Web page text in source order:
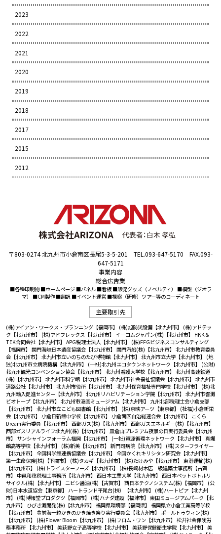
2023
2022
2021
2020
2019
2018
2017
2015
2012
〒803-0274 北九州市小倉南区長尾5-3-5-201 TEL.093-647-5170 FAX.093-
647-5171
事業内容
総合広告業
■各種印刷物 ■ホームページ ■パネル ■看板 ■販促グッズ（ノベルティ） ■模型（ジオラ
マ） ■CM製作 ■翻訳 ■イベント運営 ■視察（研修）ツアー等のコーディネート
主要取引先
(株)アイアン・ワークス・プランニング【福岡市】 (株)旭防災設備【北九州市】 (株)アドテッ
ク【北九州市】 (株)アドフレックス【北九州市】 イーコムジャパン(株)【北九州市】 HKK＆
TEK合同会社【北九州市】 APG税理士法人【北九州市】 (株)FFGビジネスコンサルティング
【福岡市】 関門海峡日本遺産協議会【北九州市】 関門汽船(株)【北九州市】 北九州市教育委員
会【北九州市】 北九州市立いのちのたび博物館【北九州市】 北九州市立大学【北九州市】 (地
独)北九州市立病院機構【北九州市】 (一社)北九州エコタウンネットワーク【北九州市】 (公財)
北九州観光コンベンション協会【北九州市】 北九州看護大学校【北九州市】 北九州高速鉄道
(株)【北九州市】 北九州市科学館【北九州市】 北九州市社会福祉協議会【北九州市】 北九州市
道路公社【北九州市】 北九州市役所【北九州市】 北九州保育福祉専門学校【北九州市】 (株)北
九州輸入促進センター【北九州市】 北九州リハビリテーション学院【北九州市】 北九州市響灘
ビオトープ【北九州市】 北九州市漫画ミュージアム【北九州市】 九州北部税理士会小倉支部
【北九州市】 北九州市立こども図書館【北九州市】 (株)京映アーツ【東京都】 (社福)小倉新栄
会【北九州市】 小倉日新館中学校【北九州市】 小倉南区自治総連合会【北九州市】
こくら
Dream実行委員【北九州市】 西部ガス(株)【北九州市】 西部ガスエネルギー(株)【北九州市】
西部ガスリアルライフ北九州(株)【北九州市】 皿倉山プレミアム夜景の日実行委員会【北九州
市】 サンシャインフォーラム福岡【北九州市】 (一社)資源循環ネットワーク【北九州市】 真颯
館高等学校【北九州市】 (株)新美【北九州市】 新門司病院【北九州市】 (株)スターフライヤー
【北九州市】 全国科学館連携協議会【北九州市】 全国かくれキリシタン研究会【北九州市】
第一生命保険(株)【下関市】 (株)タカギ【北九州市】 (株)たけみや【北九州市】 東港運輸(株)
【北九州市】 (株)トライスターフーズ【北九州市】 (株)長崎材木店一級建築士事務所【古賀
市】 中邑和稔税理士事務所【北九州市】 西日本工業大学【北九州市】 西日本ペットボトルリ
サイクル(株)【北九州市】 ニビシ醤油(株)【古賀市】 西日本テクノシステム(株)【福岡市】 (公
財)日本水道協会【東京都】 ハートランド平尾台(株）【北九州市】 (株)ハートピア【北九州
市】 (株)博報堂プロダクツ【福岡市】 (株)ハナダ建設【福津市】 東田ミュージアムパーク【北
九州市】 ひびき灘開発(株)【北九州市】 福岡県環境部【福岡県】 福岡県立小倉工業高等学校
【北九州市】 豊前海一粒かきのかき焼き祭り実行委員会【北九州市】 ポールトゥウィン(株)
【北九州市】 (株)Flower Bloom【北九州市】 (株)フロム・ワン【北九州市】 松井社会保険労
務事務所 【北九州市】 美萩野女子高等学校【北九州市】 美萩野保健衛生学院【北九州市】 美